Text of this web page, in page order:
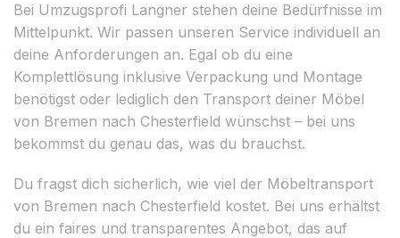
Bei Umzugsprofi Langner stehen deine Bedürfnisse im
Mittelpunkt. Wir passen unseren Service individuell an
deine Anforderungen an. Egal ob du eine
Komplettlösung inklusive Verpackung und Montage
benötigst oder lediglich den Transport deiner Möbel
von Bremen nach Chesterfield wünschst – bei uns
bekommst du genau das, was du brauchst.
Du fragst dich sicherlich, wie viel der Möbeltransport
von Bremen nach Chesterfield kostet. Bei uns erhältst
du ein faires und transparentes Angebot, das auf